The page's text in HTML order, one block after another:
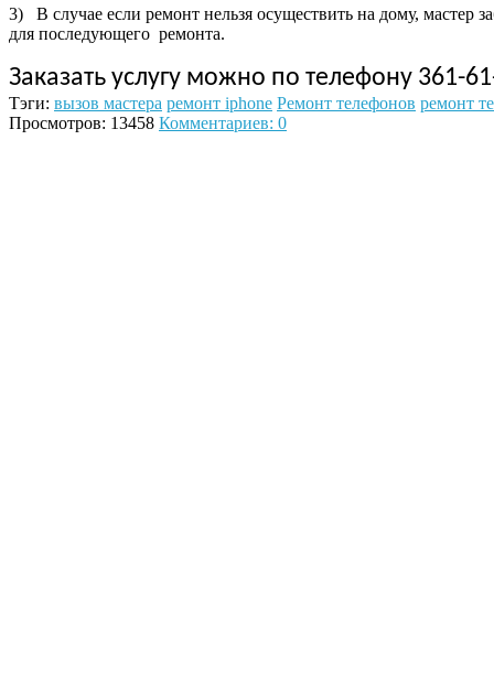
3)
В случае если ремонт нельзя осуществить на дому, мастер
для последующего ремонта.
Заказать услугу можно по телефону 361-
Тэги: вызов мастера ремонт iphone Ремонт телефонов ремонт
Просмотров: 13458 Комментариев: 0